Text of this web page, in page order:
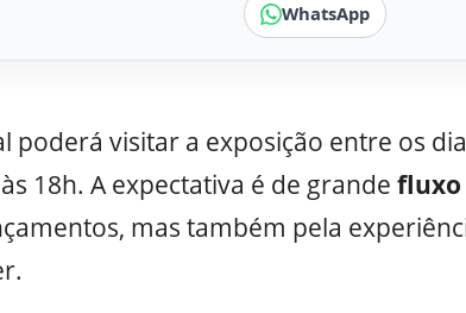
WhatsApp
poderá visitar a exposição entre os
18h. A expectativa é de grande fluxo
mas também pela